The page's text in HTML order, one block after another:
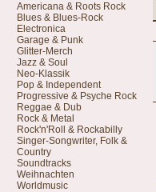
Americana & Roots Rock
Blues & Blues-Rock
Electronica
Garage & Punk
Glitter-Merch
Jazz & Soul
Neo-Klassik
Pop & Independent
Progressive & Psyche Rock
Reggae & Dub
Rock & Metal
Rock'n'Roll & Rockabilly
Singer-Songwriter, Folk &
Country
Soundtracks
Weihnachten
Worldmusic